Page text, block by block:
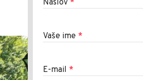
Naslov *
Vaše ime *
E-mail *